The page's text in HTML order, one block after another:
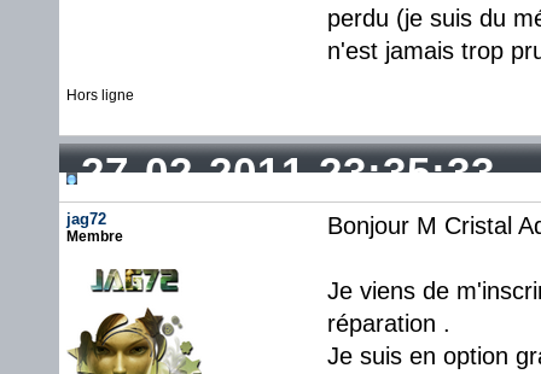
perdu (je suis du
n'est jamais trop
Hors ligne
27-02-2011 23:35:33
jag72
Membre Bonjour M Cristal
Je viens de
réparation .
Je suis en option